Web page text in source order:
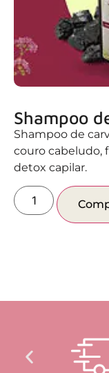
Shampoo
Shampoo de
couro cabeludo,
detox capilar.